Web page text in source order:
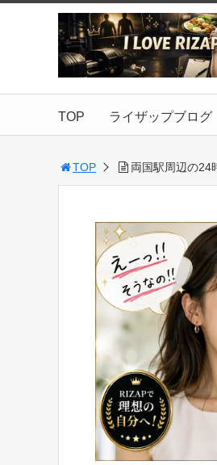
TOP ライザップブログ
TOP 両国駅周辺の24